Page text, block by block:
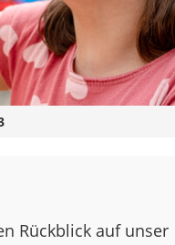
Rückblick auf unser